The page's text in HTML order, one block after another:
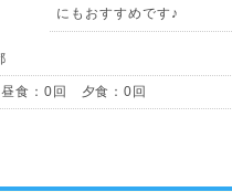
にもおすすめです♪
食：0回 夕食：0回